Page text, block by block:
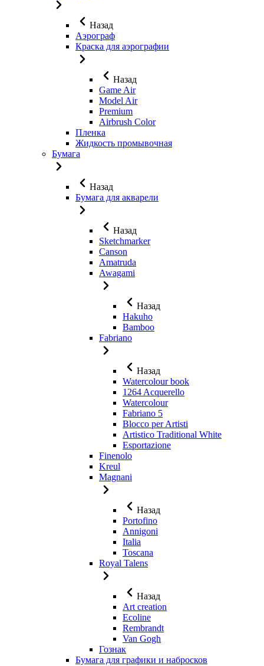
Назад
Аэрограф
Краска для аэрографии
Назад
Game Air
Model Air
Premium
Airbrush Color
Пленка
Жидкость промывочная
Бумага
Назад
Бумага для акварели
Назад
Sketchmarker
Canson
Amatruda
Awagami
Назад
Hakuho
Bamboo
Fabriano
Назад
Watercolour book
1264 Acquerello
Watercolour
Fabriano 5
Blocco per Artisti
Artistico Traditional White
Esportazione
Finenolo
Kreul
Magnani
Назад
Portofino
Annigoni
Italia
Toscana
Royal Talens
Назад
Art creation
Ecoline
Rembrandt
Van Gogh
Гознак
Бумага для графики и набросков